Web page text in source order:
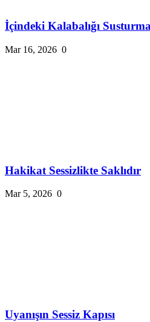
İçindeki Kalabalığı
Mar 16, 2026 0
Hakikat Sessizlikte Saklıdır
Mar 5, 2026 0
Uyanışın Sessiz Kapısı